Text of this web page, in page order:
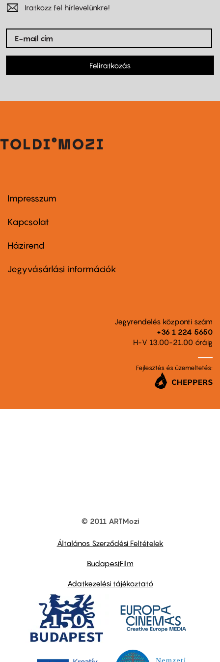
Iratkozz fel hírlevelünkre!
Feliratkozás
Footer
first
Impresszum
Kapcsolat
Footer
second
Házirend
Jegyvásárlási információk
Jegyrendelés központi szám
+36 1 224 5650
H-V 13.00-21.00 óráig
Fejlesztés és üzemeltetés:
© 2011 ARTMozi
Általános Szerződési Feltételek
BudapestFilm
Adatkezelési tájékoztató